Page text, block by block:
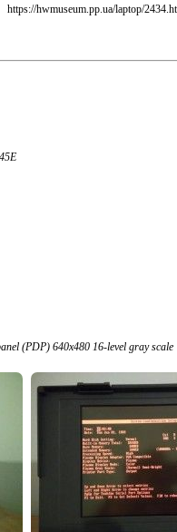
https://hwmuseum.pp.ua/laptop/
(PDP) 640x480 16-level gray scale